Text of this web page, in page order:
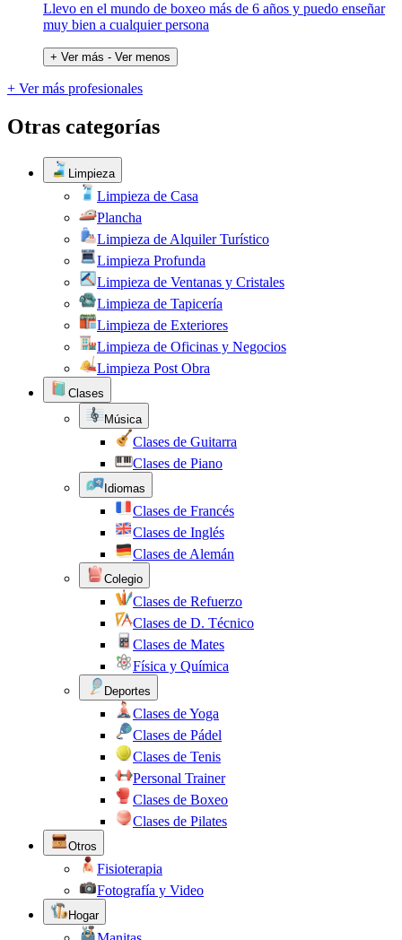
Llevo en el mundo de boxeo más de 6 años y puedo enseñar
muy bien a cualquier persona
+ Ver más - Ver menos
+ Ver más profesionales
Otras categorías
Limpieza
Limpieza de Casa
Plancha
Limpieza de Alquiler Turístico
Limpieza Profunda
Limpieza de Ventanas y Cristales
Limpieza de Tapicería
Limpieza de Exteriores
Limpieza de Oficinas y Negocios
Limpieza Post Obra
Clases
Música
Clases de Guitarra
Clases de Piano
Idiomas
Clases de Francés
Clases de Inglés
Clases de Alemán
Colegio
Clases de Refuerzo
Clases de D. Técnico
Clases de Mates
Física y Química
Deportes
Clases de Yoga
Clases de Pádel
Clases de Tenis
Personal Trainer
Clases de Boxeo
Clases de Pilates
Otros
Fisioterapia
Fotografía y Video
Hogar